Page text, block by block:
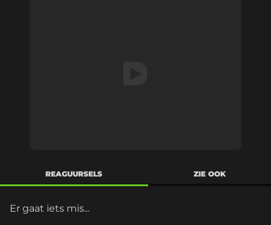
REAGUURSELS ZIE OOK
Er gaat iets mis...